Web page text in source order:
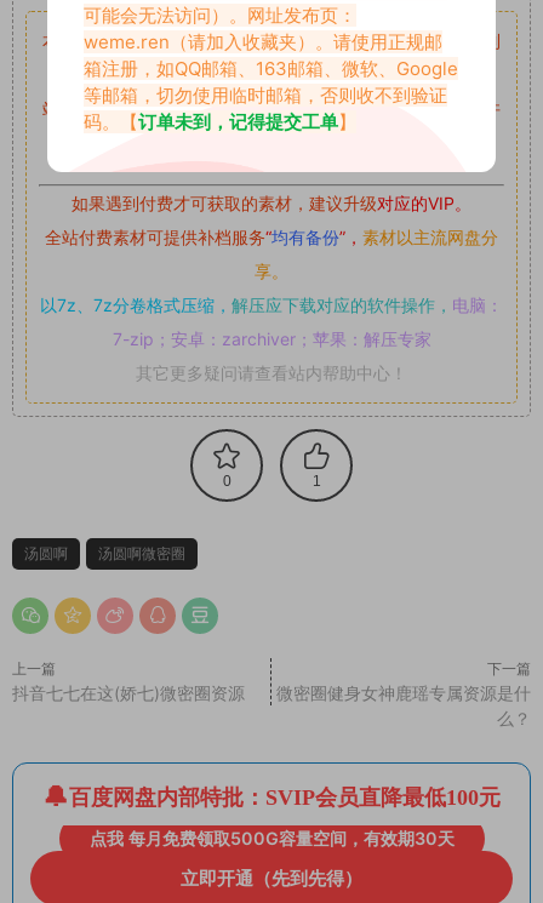
本站资源均来自网络分享，如有侵犯你的权益请私信留言
收到
留言后，我们会第一时间进行审核后删除。
站内资源为网友个人学习或测试研究使用，未经原版权作者许
如果遇到付费才可获取的素材，建议升级对应的VIP。
全站付费素材可提供补档服务“均有备份”， 素材以主流网盘分
享。
以7z、7z分卷格式压缩， 解压应下载对应的软件操作， 电脑：
7-zip；安卓：zarchiver；苹果：解压专家
其它更多疑问请查看站内帮助中心！
0 1
汤圆啊 汤圆啊微密圈
上一篇
抖音七七在这(娇七)微密圈资源
下一篇
微密圈健身女神鹿瑶专属资源是什
么？
百度网盘内部特批：SVIP会员直降最低100元
点我 每月免费领取500G容量空间，有效期30天
立即开通（先到先得）
可能会无法访问）。网址发布页：
weme.ren （请加入收藏夹）。请使用正规邮
箱注册，如QQ邮箱、163邮箱、微软、Google
等邮箱，切勿使用临时邮箱，否则收不到验证
码。【订单未到，记得提交工单】